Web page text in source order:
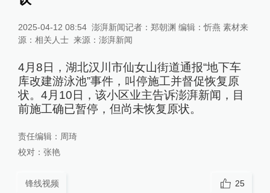
2025-04-12 08:54 澎湃新闻记者：郑朝渊 编辑：忻燕 素材来
源：相关人士 来源： 澎湃新闻
4月8日，湖北汉川市仙女山街道通报“地下车
库改建游泳池”事件，叫停施工并督促恢复原
状。4月10日，该小区业主告诉澎湃新闻，目
前施工确已暂停，但尚未恢复原状。
责任编辑： 周琦
校对： 张艳
锋线视频 25